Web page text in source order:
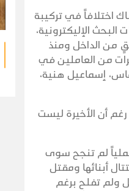
اختلافاً في تركيبة
الإليكترونية،
من الداخل ومنذ
من العاملين في
إسماعيل هنية،
أن الأخيرة ليست
وذلك منذ قيام جمهوريتها (الإسلامية) العام 1979 لكنها عملياً لم تنجح سوى
أبنائها ومقتل
ولم تفلح برغم